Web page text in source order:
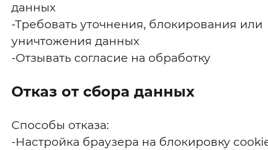
данных
-Требовать уточнения, блокирования или
уничтожения данных
-Отзывать согласие на обработку
Отказ от сбора данных
Способы отказа:
-Настройка браузера на блокировку